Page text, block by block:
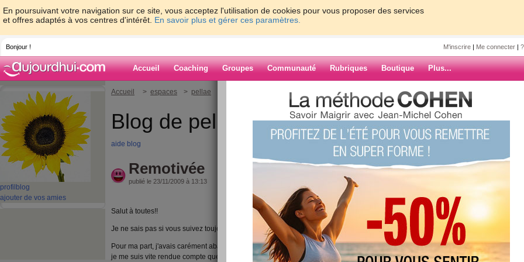
En poursuivant votre navigation sur ce site, vous acceptez l'utilisation de cookies pour vous proposer des services
et offres adaptés à vos centres d'intérêt. En savoir plus et gérer ces paramètres.
Bonjour ! M'inscrire | Me connecter |
Accueil Coaching Groupes Communauté Rubriques Boutique Plus...
profil blog
ajouter de vos amies
Accueil > espaces > pellae
Blog de pellae
aide blog
Remotivée
publié le 23/11/2009 à 13:13
Salut à toutes!!
Je ne sais pas si vous suivez toujours ce programme.
Pour ma part, j'avais carément abandonner, fait d'autres régimes entre temps, mais
je me suis vite rendue compte que le régime qui me fallait c'est celui-ci!!!
ARCHIVES